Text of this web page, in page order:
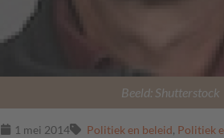
Beeld: Shutterstock
1 mei 2014 Politiek en beleid, Politiek